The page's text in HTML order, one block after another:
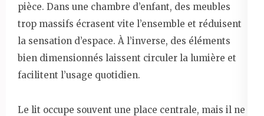
pièce. Dans une chambre d’enfant, des meubles
trop massifs écrasent vite l’ensemble et réduisent
la sensation d’espace. À l’inverse, des éléments
bien dimensionnés laissent circuler la lumière et
facilitent l’usage quotidien.
Le lit occupe souvent une place centrale, mais il ne